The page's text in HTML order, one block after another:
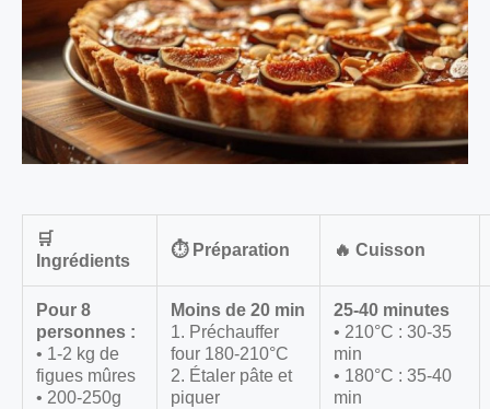
🛒
Ingrédients
⏱️ Préparation 🔥 Cuisson
Pour 8
personnes :
• 1-2 kg de
figues mûres
• 200-250g
Moins de 20 min
1. Préchauffer
four 180-210°C
2. Étaler pâte et
piquer
25-40 minutes
• 210°C : 30-35
min
• 180°C : 35-40
min